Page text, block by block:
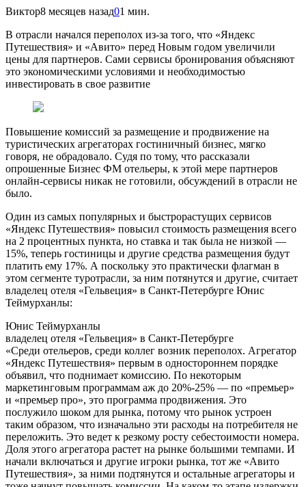
Виктор8 месяцев назад01 мин.
В отрасли начался переполох из-за того, что «Яндекс
Путешествия» и «Авито» перед Новым годом увеличили
цены для партнеров. Сами сервисы бронирования объясняют
это экономическими условиями и необходимостью
инвестировать в свое развитие
Повышение комиссий за размещение и продвижение на
туристических агрегаторах гостиничный бизнес, мягко
говоря, не обрадовало. Судя по тому, что рассказали
опрошенные Бизнес ФМ отельеры, к этой мере партнеров
онлайн-сервисы никак не готовили, обсуждений в отрасли не
было.
Один из самых популярных и быстрорастущих сервисов
«Яндекс Путешествия» повысил стоимость размещения всего
на 2 процентных пункта, но ставка и так была не низкой —
15%, теперь гостиницы и другие средства размещения будут
платить ему 17%. А поскольку это практически флагман в
этом сегменте туротрасли, за ним потянутся и другие, считает
владелец отеля «Гельвеция» в Санкт-Петербурге Юнис
Теймурханлы:
Юнис Теймурханлы
владелец отеля «Гельвеция» в Санкт-Петербурге
«Среди отельеров, среди коллег возник переполох. Агрегатор
«Яндекс Путешествия» первым в одностороннем порядке
объявил, что поднимает комиссию. По некоторым
маркетинговым программам аж до 20%-25% — по «премьер»
и «премьер про», это программа продвижения. Это
послужило шоком для рынка, потому что рынок устроен
таким образом, что изначально эти расходы на потребителя не
переложить. Это ведет к резкому росту себестоимости номера.
Доля этого агрегатора растет на рынке большими темпами. И
начали включаться и другие игроки рынка, тот же «Авито
Путешествия», за ними подтянутся и остальные агрегаторы и